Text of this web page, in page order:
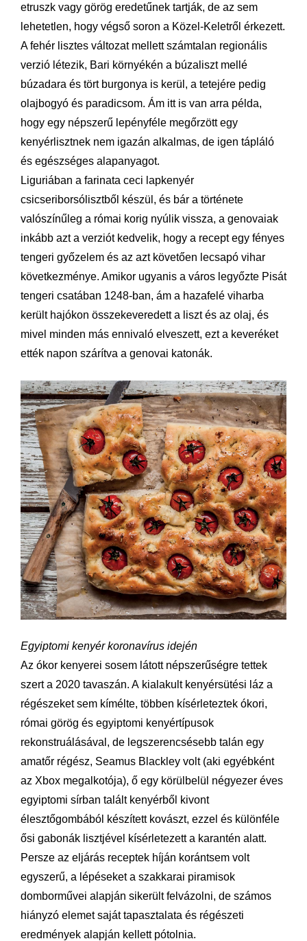
etruszk vagy görög eredetűnek tartják, de az sem
lehetetlen, hogy végső soron a Közel-Keletről érkezett.
A fehér lisztes változat mellett számtalan regionális
verzió létezik, Bari környékén a búzaliszt mellé
búzadara és tört burgonya is kerül, a tetejére pedig
olajbogyó és paradicsom. Ám itt is van arra példa,
hogy egy népszerű lepényféle megőrzött egy
kenyérlisztnek nem igazán alkalmas, de igen tápláló
és egészséges alapanyagot.
Liguriában a farinata ceci lapkenyér
csicseriborsólisztből készül, és bár a története
valószínűleg a római korig nyúlik vissza, a genovaiak
inkább azt a verziót kedvelik, hogy a recept egy fényes
tengeri győzelem és az azt követően lecsapó vihar
következménye. Amikor ugyanis a város legyőzte Pisát
tengeri csatában 1248-ban, ám a hazafelé viharba
került hajókon összekeveredett a liszt és az olaj, és
mivel minden más ennivaló elveszett, ezt a keveréket
ették napon szárítva a genovai katonák.
Egyiptomi kenyér koronavírus idején
Az ókor kenyerei sosem látott népszerűségre tettek
szert a 2020 tavaszán. A kialakult kenyérsütési láz a
régészeket sem kímélte, többen kísérleteztek ókori,
római görög és egyiptomi kenyértípusok
rekonstruálásával, de legszerencsésebb talán egy
amatőr régész, Seamus Blackley volt (aki egyébként
az Xbox megalkotója), ő egy körülbelül négyezer éves
egyiptomi sírban talált kenyérből kivont
élesztőgombából készített kovászt, ezzel és különféle
ősi gabonák lisztjével kísérletezett a karantén alatt.
Persze az eljárás receptek híján korántsem volt
egyszerű, a lépéseket a szakkarai piramisok
domborművei alapján sikerült felvázolni, de számos
hiányzó elemet saját tapasztalata és régészeti
eredmények alapján kellett pótolnia.